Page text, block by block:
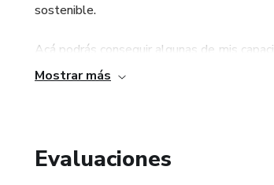
sostenible.
Acá podrás conseguir algunas de mis
no lo pienses mas ¡Es hora de empezar!
Mostrar más
Evaluaciones